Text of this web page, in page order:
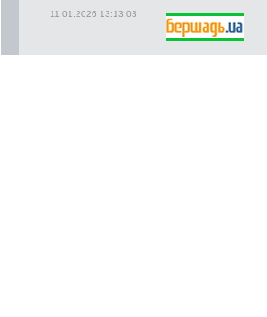
11.01.2026 13:13:03